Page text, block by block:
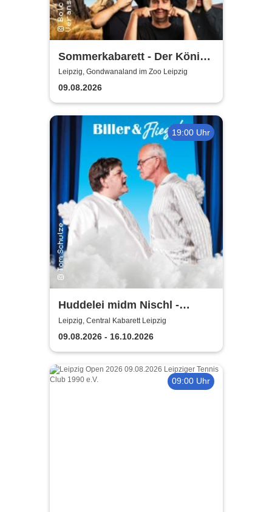
Sommerkabarett - Der König
der Blöden 2 | Central
Kabarett Leipzig
Leipzig, Gondwanaland im Zoo Leipzig
09.08.2026
19:00 Uhr
Huddelei midm Nischl -
Central Kabarett Leipzig
Leipzig, Central Kabarett Leipzig
09.08.2026 - 16.10.2026
09:00 Uhr